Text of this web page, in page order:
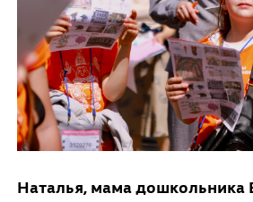
Наталья, мама дошкольника